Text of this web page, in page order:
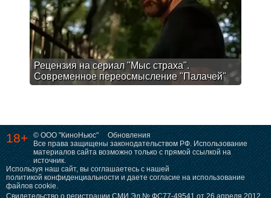
Рецензия на сериал "Мыс страха".
Современное переосмысление "Палачей"
18+ © ООО "КиноНьюс"
Обновления
Все права защищены законодательством РФ. Использование
материалов сайта возможно только с прямой ссылкой на
источник.
Используя наш сайт, вы соглашаетесь с нашей
политикой конфиденциальности и даете согласие на использование
файлов cookie.
Свидетельство о регистрации СМИ Эл № ФС77-49541 от 26 апреля 2012